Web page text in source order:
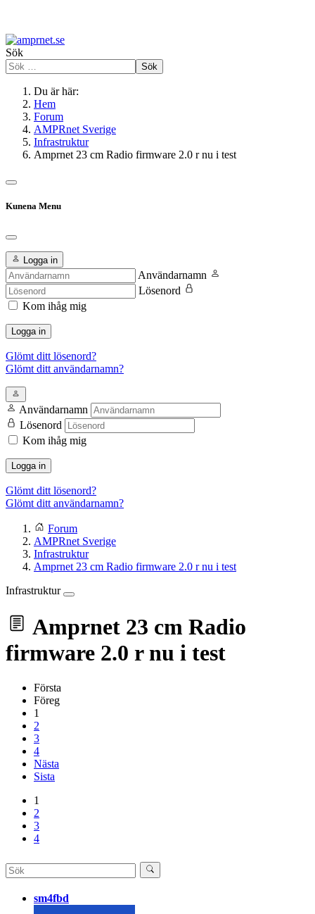
Sök
Sök
Du är här:
Hem
Forum
AMPRnet Sverige
Infrastruktur
Amprnet 23 cm Radio firmware 2.0 r nu i test
Kunena Menu
Logga in
Användarnamn
Lösenord
Kom ihåg mig
Logga in
Glömt ditt lösenord?
Glömt ditt användarnamn?
Användarnamn
Lösenord
Kom ihåg mig
Logga in
Glömt ditt lösenord?
Glömt ditt användarnamn?
Forum
AMPRnet Sverige
Infrastruktur
Amprnet 23 cm Radio firmware 2.0 r nu i test
Infrastruktur
Amprnet 23 cm Radio
firmware 2.0 r nu i test
Första
Föreg
1
2
3
4
Nästa
Sista
1
2
3
4
sm4fbd